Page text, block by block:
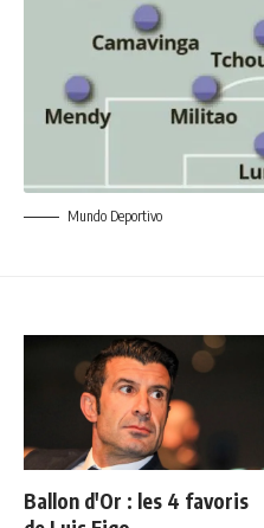
Mundo Deportivo
Ballon d'Or : les 4 favoris